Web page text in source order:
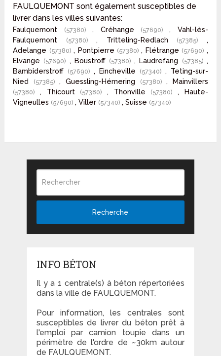
FAULQUEMONT sont également susceptibles de
livrer dans les villes suivantes:
Faulquemont (57380), Créhange (57690), Vahl-lès-
Faulquemont
(57380), Tritteling-Redlach (57385) ,
Adelange (57380), Pontpierre (57380), Flétrange (57690) ,
Elvange (57690) , Boustroff (57380), Laudrefang (57385) ,
Bambiderstroff (57690), Eincheville (57340) , Teting-sur-
Nied
(57385), Guessling-Hémering (57380), Mainvillers
(57380) , Thicourt (57380) , Thonville (57380), Haute-
Vigneulles (57690), Viller (57340), Suisse (57340)
Recherche
INFO BÉTON
Il y a 1 centrale(s) à béton répertoriées
dans la ville de FAULQUEMONT.
Pour information, les centrales sont
susceptibles de livrer du béton prêt à
l'emploi par camion toupie dans un
périmètre de l'ordre de ~30km autour
de FAULQUEMONT.